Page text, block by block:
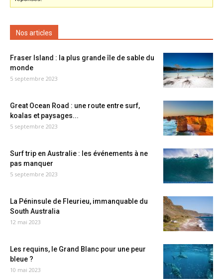
Nos articles
Fraser Island : la plus grande île de sable du
monde
5 septembre 2023
Great Ocean Road : une route entre surf,
koalas et paysages...
5 septembre 2023
Surf trip en Australie : les événements à ne
pas manquer
5 septembre 2023
La Péninsule de Fleurieu, immanquable du
South Australia
12 mai 2023
Les requins, le Grand Blanc pour une peur
bleue ?
10 mai 2023